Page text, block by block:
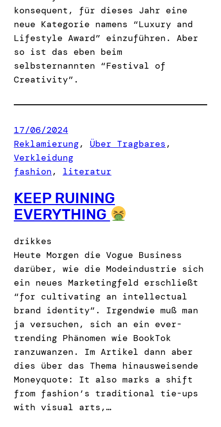
konsequent, für dieses Jahr eine
neue Kategorie namens “Luxury and
Lifestyle Award” einzuführen. Aber
so ist das eben beim
selbsternannten “Festival of
Creativity”.
17/06/2024
Reklamierung, Über Tragbares
Verkleidung
fashion, literatur
KEEP RUINING
EVERYTHING
drikkes
Heute Morgen die Vogue Business
darüber, wie die Modeindustrie sich
ein neues Marketingfeld erschließt
“for cultivating an intellectual
brand identity”. Irgendwie muß man
ja versuchen, sich an ein ever-
trending Phänomen wie BookTok
ranzuwanzen. Im Artikel dann aber
dies über das Thema hinausweisende
Moneyquote: It also marks a shift
from fashion’s traditional tie-ups
with visual arts,…